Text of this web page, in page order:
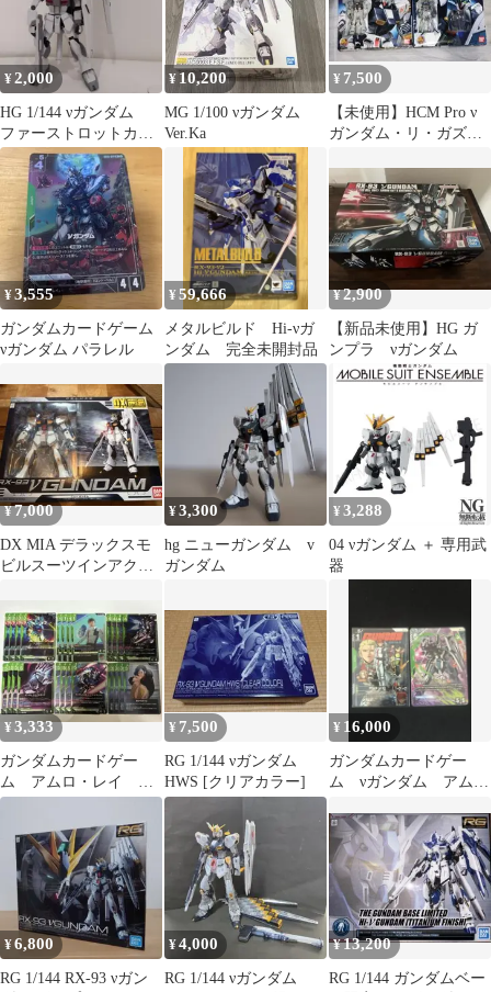
¥2,000
HG 1/144 νガンダム
ファーストロットカラ
ー完成品
¥ 10,200
MG 1/100 νガンダム
Ver.Ka
¥ 7,500
【未使用】HCM Pro ν
ガンダム・リ・ガズィ
¥3,555
ガンダムカードゲーム
νガンダム パラレル
¥59,666
メタルビルド Hi-νガ
ンダム 完全未開封品
¥2,900
【新品未使用】HG ガ
ンプラ νガンダム
¥7,000
DX MIA デラックスモ
ビルスーツインアクシ
¥3,300
hg ニューガンダム v
ガンダム
¥ 3,288
04 νガンダム ＋ 専用武
器
¥3,333
ガンダムカードゲー
ム アムロ・レイ
リ・ガズィ νガンダ
ム 緑R4コン
¥ 7,500
RG 1/144 νガンダム
HWS [クリアカラー]
¥ 16,000
ガンダムカードゲー
ム νガンダム アム
り
¥6,800
RG 1/144 RX-93 νガン
¥4,000
RG 1/144 νガンダム
¥13,200
RG 1/144 ガンダムベー